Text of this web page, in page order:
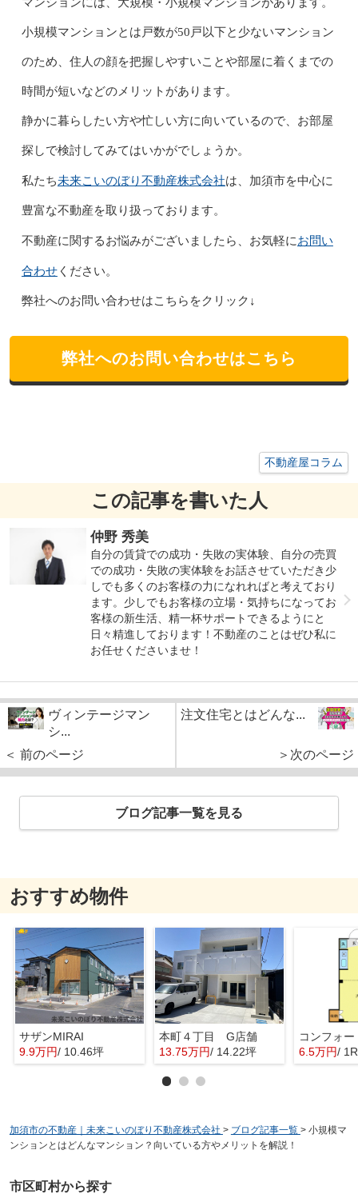
小規模マンションとは戸数が50戸以下と少ないマンション
のため、住人の顔を把握しやすいことや部屋に着くまでの
時間が短いなどのメリットがあります。
静かに暮らしたい方や忙しい方に向いているので、お部屋
探しで検討してみてはいかがでしょうか。
私たち未来こいのぼり不動産株式会社は、加須市を中心に
豊富な不動産を取り扱っております。
不動産に関するお悩みがございましたら、お気軽にお問い
合わせください。
弊社へのお問い合わせはこちらをクリック↓
弊社へのお問い合わせはこちら
不動産屋コラム
この記事を書いた人
仲野 秀美
自分の賃貸での成功・失敗の実体験、自分の売買
での成功・失敗の実体験をお話させていただき少
しでも多くのお客様の力になれればと考えており
ます。少しでもお客様の立場・気持ちになってお
客様の新生活、精一杯サポートできるようにと
日々精進しております！不動産のことはぜひ私に
お任せくださいませ！
ヴィンテージマン
シ...
＜ 前のページ
注文住宅とはどんな...
＞次のページ
ブログ記事一覧を見る
おすすめ物件
サザンMIRAI
9.9万円/ 10.46坪
本町４丁目 G店舗
13.75万円/ 14.22坪 6.5万円/ 1R
加須市の不動産｜未来こいのぼり不動産株式会社 > ブログ記事一覧 > 小規模マ
ンションとはどんなマンション？向いている方やメリットを解説！
市区町村から探す